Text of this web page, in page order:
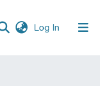
Log In (current)